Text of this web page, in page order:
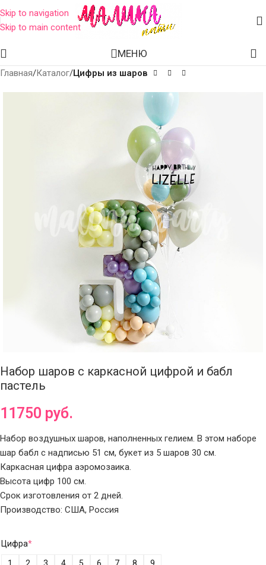
Skip to navigation
Skip to main content
МЕНЮ
Главная Каталог Цифры из шаров
Набор шаров с каркасной цифрой и бабл
пастель
11750 руб.
Набор воздушных шаров, наполненных гелием. В этом наборе
шар бабл с надписью 51 см, букет из 5 шаров 30 см.
Каркасная цифра аэромозаика.
Высота цифр 100 см.
Срок изготовления от 2 дней.
Производство: США, Россия
Цифра*